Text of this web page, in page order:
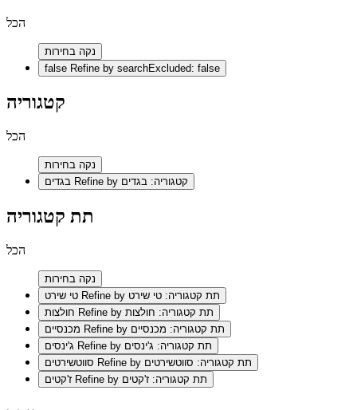
הכל
נקה בחירות
false Refine by searchExcluded: false
קטגוריה
הכל
נקה בחירות
Refine by קטגוריה: בגדים
תת קטגוריה
הכל
נקה בחירות
Refine by תת קטגוריה: טי שירט
Refine by תת קטגוריה: חולצות
Refine by תת קטגוריה: מכנסיים
Refine by תת קטגוריה: ג'ינסים
Refine by תת קטגוריה: סווטשירטים
Refine by תת קטגוריה: ז'קטים